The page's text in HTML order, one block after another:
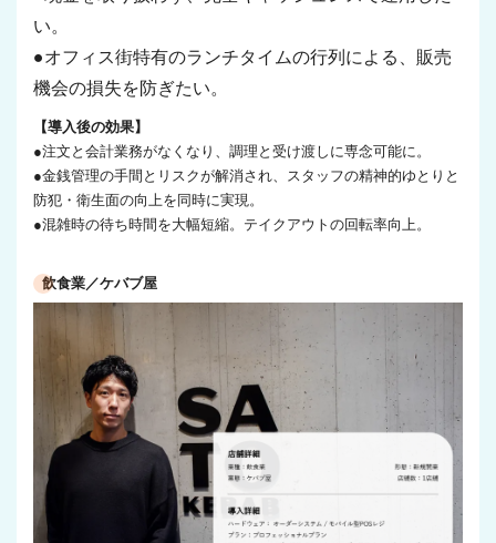
い。
●オフィス街特有のランチタイムの行列による、販売
機会の損失を防ぎたい。
【導入後の効果】
●注文と会計業務がなくなり、調理と受け渡しに専念可能に。
●金銭管理の手間とリスクが解消され、スタッフの精神的ゆとりと
防犯・衛生面の向上を同時に実現。
●混雑時の待ち時間を大幅短縮。テイクアウトの回転率向上。
飲食業／ケバブ屋